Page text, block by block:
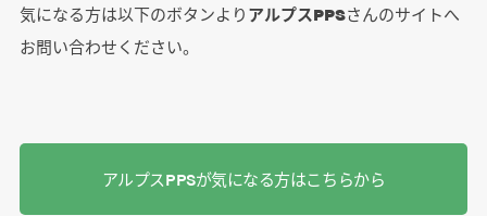
気になる方は以下のボタンよりアルプスPPSさんのサイトへ
お問い合わせください。
アルプスPPSが気になる方はこちらから